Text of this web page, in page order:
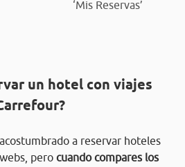
‘Mis Reservas’
un hotel con viajes
a reservar hoteles
pero cuando compares los